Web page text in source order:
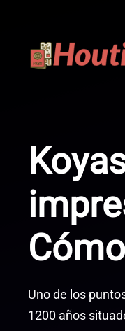
contenido
Uno de los
1200 años